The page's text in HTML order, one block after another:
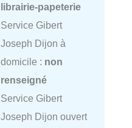
librairie-papeterie
Service Gibert
Joseph Dijon à
domicile : non
renseigné
Service Gibert
Joseph Dijon ouvert